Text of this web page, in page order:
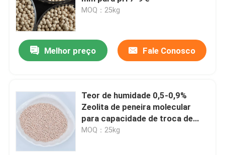
MOQ：25kg
Melhor preço Fale Conosco
Teor de humidade 0,5-0,9%
Zeolita de peneira molecular
para capacidade de troca de
catiões
MOQ：25kg